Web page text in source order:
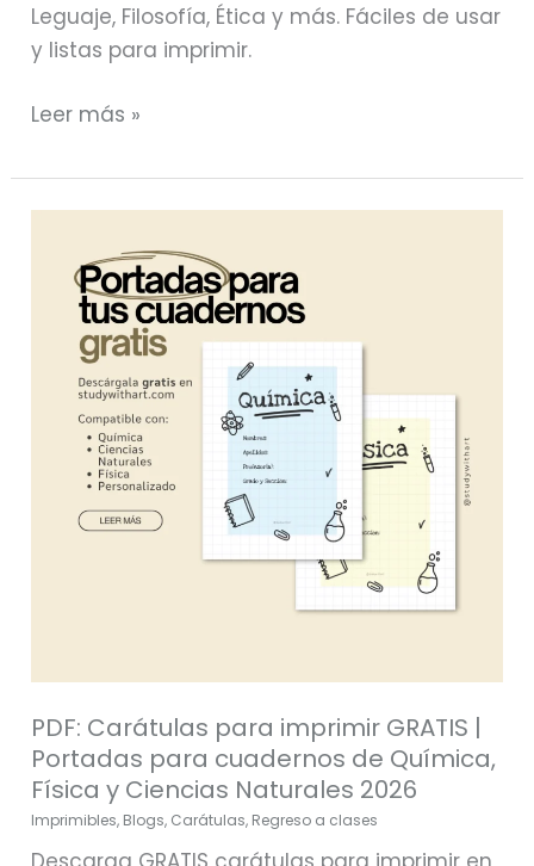
Leguaje, Filosofía, Ética y más. Fáciles de usar
y listas para imprimir.
Leer más »
PDF: Carátulas para imprimir GRATIS |
Portadas para cuadernos de Química,
Física y Ciencias Naturales 2026
Imprimibles, Blogs, Carátulas, Regreso a clases
Carátulas
para
imprimir
GRATIS
Portadas
cuadernos
2026